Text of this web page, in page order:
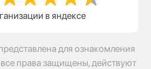
в яндексе
для ознакомления
права защищены, действуют